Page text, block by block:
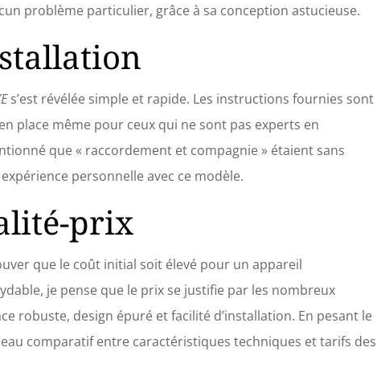
problème particulier, grâce à sa conception astucieuse.
s’est révélée simple et rapide. Les instructions fournies sont
place même pour ceux qui ne sont pas experts en
que « raccordement et compagnie » étaient sans
personnelle avec ce modèle.
prix
que le coût initial soit élevé pour un appareil
je pense que le prix se justifie par les nombreux
robuste, design épuré et facilité d’installation. En pesant le
comparatif entre caractéristiques techniques et tarifs des